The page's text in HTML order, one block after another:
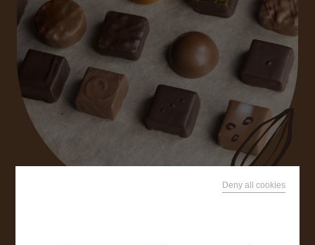
RECHERCHEZ SUR LE SITEDeny all cookies